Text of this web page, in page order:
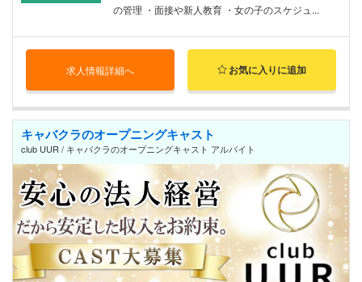
の管理 ・面接や新人教育 ・女の子のスケジュ...
求人情報詳細へ お気に入りに追加
キャバクラのオープニングキャスト
club UUR / キャバクラのオープニングキャスト アルバイト